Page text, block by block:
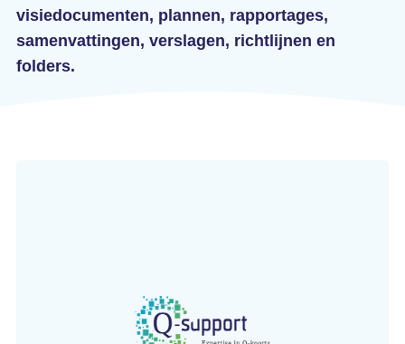
visiedocumenten, plannen, rapportages,
samenvattingen, verslagen, richtlijnen en
folders.